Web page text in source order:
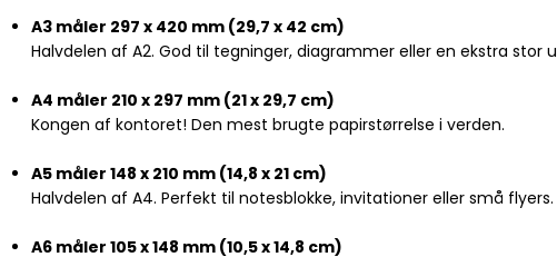
A3 måler 297 x 420 mm (29,7 x 42 cm)
Halvdelen af A2. God til tegninger, diagrammer eller en ekstra stor
A4 måler 210 x 297 mm (21 x 29,7 cm)
Kongen af kontoret! Den mest brugte papirstørrelse i verden.
A5 måler 148 x 210 mm (14,8 x 21 cm)
Halvdelen af A4. Perfekt til notesblokke, invitationer eller små flyers.
A6 måler 105 x 148 mm (10,5 x 14,8 cm)